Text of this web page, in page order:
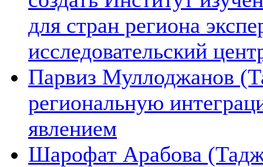
для стран региона
исследовательский
Парвиз Муллоджанов
региональную
явлением
Шарофат Арабова